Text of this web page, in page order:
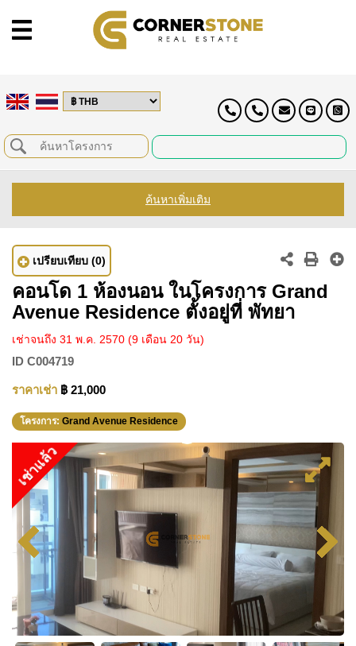
ค้นหาเพิ่มเติม
เปรียบเทียบ (0)
คอนโด 1 ห้องนอน ในโครงการ Grand
Avenue Residence ตั้งอยู่ที่ พัทยา
เช่าจนถึง 31 พ.ค. 2570 (9 เดือน 20 วัน)
ID C004719
ราคาเช่า ฿ 21,000
โครงการ: Grand Avenue Residence
เช่าแล้ว